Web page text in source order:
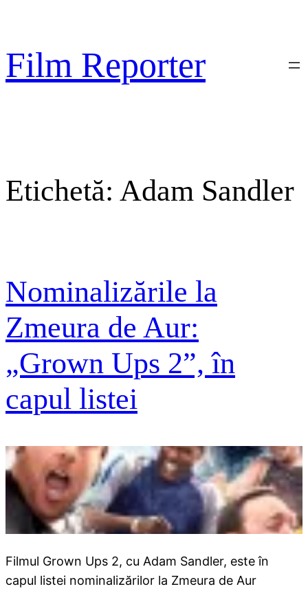
conținut
Film Reporter
Etichetă: Adam Sandler
Nominalizările la
Zmeura de Aur:
„Grown Ups 2”, în
capul listei
Filmul Grown Ups 2, cu Adam Sandler, este în
capul listei nominalizărilor la Zmeura de Aur